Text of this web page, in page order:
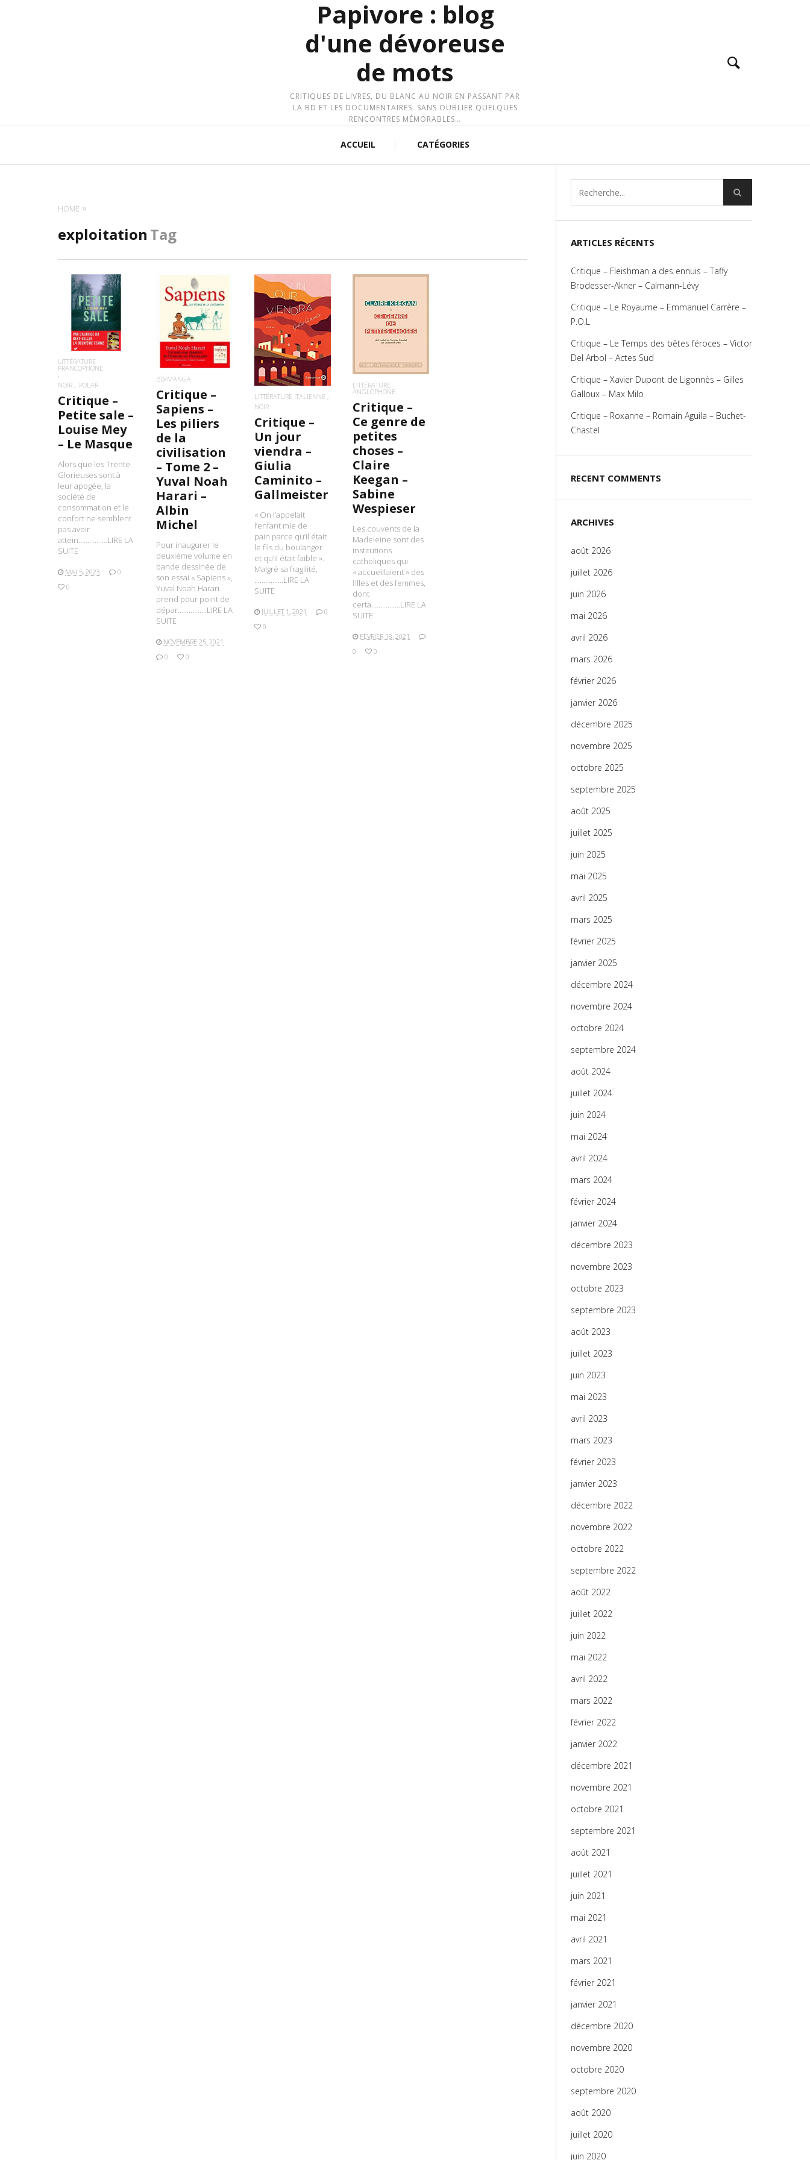
Papivore : blog
d'une dévoreuse
de mots
CRITIQUES DE LIVRES, DU BLANC AU NOIR EN PASSANT PAR
LA BD ET LES DOCUMENTAIRES. SANS OUBLIER QUELQUES
RENCONTRES MÉMORABLES…
ACCUEIL CATÉGORIES
HOME
exploitation Tag
LIRE LA SUITE
LITTÉRATURE
FRANCOPHONE
NOIR
POLAR
Critique –
Petite sale –
Louise Mey
– Le Masque
Alors que les Trente
Glorieuses sont à
leur apogée, la
société de
consommation et le
confort ne semblent
pas avoir
attein…………….LIRE LA
SUITE
MAI 5, 2023
0
0
LIRE LA SUITE
BD/MANGA
Critique –
Sapiens –
Les piliers
de la
civilisation
– Tome 2 –
Yuval Noah
Harari –
Albin
Michel
Pour inaugurer le
deuxième volume en
bande dessinée de
son essai « Sapiens »,
Yuval Noah Harari
prend pour point de
dépar…………….LIRE LA
SUITE
NOVEMBRE 25, 2021
0
0
LIRE LA SUITE
LITTÉRATURE ITALIENNE
NOIR
Critique –
Un jour
viendra –
Giulia
Caminito –
Gallmeister
« On l’appelait
l’enfant mie de
pain parce qu’il était
le fils du boulanger
et qu’il était faible ».
Malgré sa fragilité,
…………….LIRE LA
SUITE
JUILLET 1, 2021
0
0
LIRE LA SUITE
LITTÉRATURE
ANGLOPHONE
Critique –
Ce genre de
petites
choses –
Claire
Keegan –
Sabine
Wespieser
Les couvents de la
Madeleine sont des
institutions
catholiques qui
« accueillaient » des
filles et des femmes,
dont
certa…………….LIRE LA
SUITE
FÉVRIER 18, 2021
0
0
ARTICLES RÉCENTS
Critique – Fleishman a des ennuis – Taffy
Brodesser-Akner – Calmann-Lévy
Critique – Le Royaume – Emmanuel Carrère –
P.O.L
Critique – Le Temps des bêtes féroces – Victor
Del Arbol – Actes Sud
Critique – Xavier Dupont de Ligonnès – Gilles
Galloux – Max Milo
Critique – Roxanne – Romain Aguila – Buchet-
Chastel
RECENT COMMENTS
ARCHIVES
août 2026
juillet 2026
juin 2026
mai 2026
avril 2026
mars 2026
février 2026
janvier 2026
décembre 2025
novembre 2025
octobre 2025
septembre 2025
août 2025
juillet 2025
juin 2025
mai 2025
avril 2025
mars 2025
février 2025
janvier 2025
décembre 2024
novembre 2024
octobre 2024
septembre 2024
août 2024
juillet 2024
juin 2024
mai 2024
avril 2024
mars 2024
février 2024
janvier 2024
décembre 2023
novembre 2023
octobre 2023
septembre 2023
août 2023
juillet 2023
juin 2023
mai 2023
avril 2023
mars 2023
février 2023
janvier 2023
décembre 2022
novembre 2022
octobre 2022
septembre 2022
août 2022
juillet 2022
juin 2022
mai 2022
avril 2022
mars 2022
février 2022
janvier 2022
décembre 2021
novembre 2021
octobre 2021
septembre 2021
août 2021
juillet 2021
juin 2021
mai 2021
avril 2021
mars 2021
février 2021
janvier 2021
décembre 2020
novembre 2020
octobre 2020
septembre 2020
août 2020
juillet 2020
juin 2020